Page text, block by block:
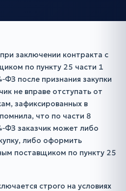
заключении контракта с
по пункту 25 части 1
после признания закупки
не вправе отступать от
зафиксированных в
что по части 8
заказчик может либо
либо оформить
поставщиком по пункту 25
строго на условиях